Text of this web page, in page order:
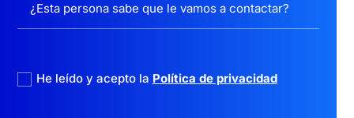
He leído y acepto la Política de privacidad